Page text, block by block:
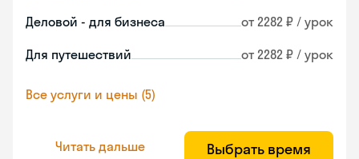
Деловой - для бизнеса от 2282 ₽ / урок
Для путешествий от 2282 ₽ / урок
Все услуги и цены (5)
Читать дальше Выбрать время